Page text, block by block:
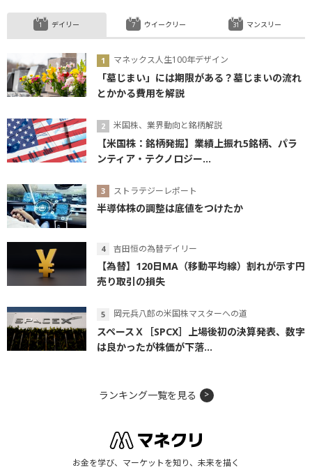
デイリー
マネックス人生100年デザイン
「墓じまい」には期限がある？墓じまいの流れ
とかかる費用を解説
米国株、業界動向と銘柄解説
【米国株：銘柄発掘】業績上振れ5銘柄、パラ
ンティア・テクノロジー...
ストラテジーレポート
半導体株の調整は底値をつけたか
吉田恒の為替デイリー
【為替】120日MA（移動平均線）割れが示す円
売り取引の損失
岡元兵八郎の米国株マスターへの道
スペースＸ［SPCX］上場後初の決算発表、数字
は良かったが株価が下落...
ウイークリー マンスリー
ランキング一覧を見る
お金を学び、マーケットを知り、未来を描く